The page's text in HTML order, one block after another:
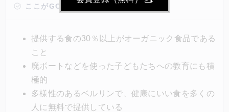
アを運営している。例えば配布拠点は教会に間借りし
力する人が、いい気持ちでいる」ことに重きを置いて
ここがGOOD!
提供する食の30％以上がオーガニック食品である
こと
廃ボートなどを使った子どもたちへの教育にも積
極的
多様性のあるベルリンで、健康にいい食を多くの
人に無料で提供している